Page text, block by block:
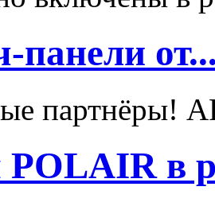
панели
в